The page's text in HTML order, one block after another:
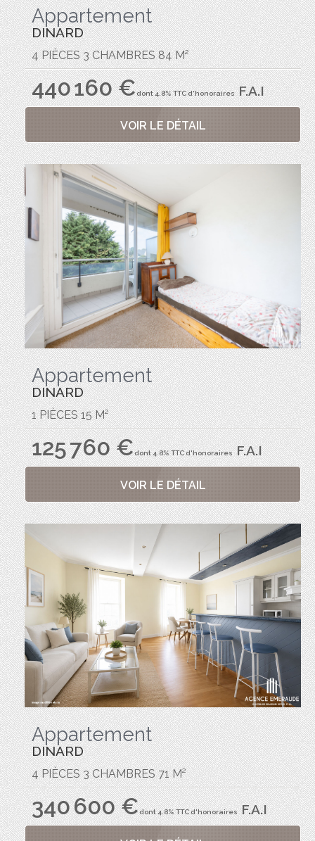
Appartement
DINARD
4 PIÈCES 3 CHAMBRES 84 M²
440 160 €dont 4.8% TTC d'honorairesF.A.I
VOIR LE DÉTAIL
Appartement
DINARD
1 PIÈCES 15 M²
125 760 €dont 4.8% TTC d'honorairesF.A.I
VOIR LE DÉTAIL
Appartement
DINARD
4 PIÈCES 3 CHAMBRES 71 M²
340 600 €dont 4.8% TTC d'honorairesF.A.I